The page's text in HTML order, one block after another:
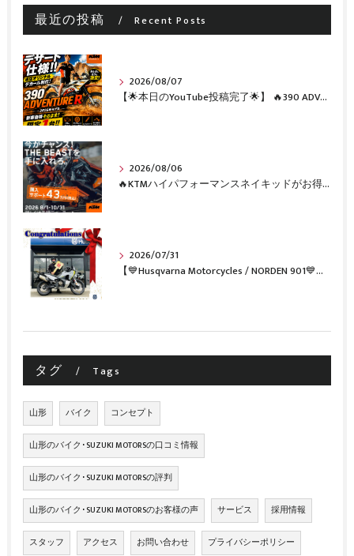
最近の投稿 Recent Posts
2026/08/07
【🌟本日のYouTube投稿完了🌟】 🔥390 ADVENTURE R × KTM山形 オリジナルデカール仕様誕生🔥
2026/08/06
🔥KTMハイパフォーマンスネイキッドがお得に手に入るチャンス🔥
2026/07/31
【💙Husqvarna Motorcycles / NORDEN 901💙】 ご納車おめでとうございます🎉✨
タグ Tags
山形 バイク コンセプト
山形のバイク･SUZUKI MOTORSの口コミ情報
山形のバイク･SUZUKI MOTORSの評判
山形のバイク･SUZUKI MOTORSのお客様の声 サービス 採用情報
スタッフ アクセス お問い合わせ プライバシーポリシー